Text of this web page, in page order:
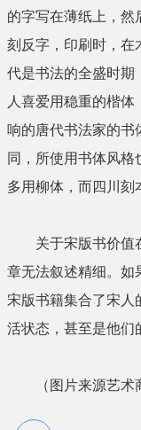
的字写在薄纸上，然
刻反字，印刷时，在
代是书法的全盛时期
人喜爱用稳重的楷
响的唐代书法家的书
同，所使用书体风格
多用柳体，而四川刻
关于宋版书价值
章无法叙述精细。如
宋版书籍集合了宋人
活状态，甚至是他们
（图片来源艺术